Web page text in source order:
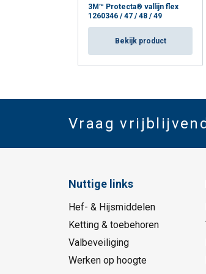
3M™ Protecta® vallijn flex
1260346 / 47 / 48 / 49
Bekijk product
Vraag
Nuttige links
Hef- & Hijsmiddelen
Ketting & toebehoren
Valbeveiliging
Werken op hoogte